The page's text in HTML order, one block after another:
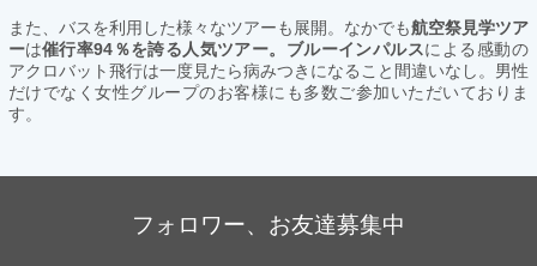
また、バスを利用した様々なツアーも展開。なかでも航空祭見学ツア
ーは催行率94％を誇る人気ツアー。ブルーインパルスによる感動の
アクロバット飛行は一度見たら病みつきになること間違いなし。男性
だけでなく女性グループのお客様にも多数ご参加いただいておりま
す。
フォロワー、お友達募集中